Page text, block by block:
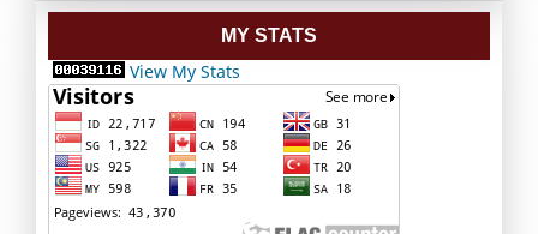
MY STATS
View My Stats